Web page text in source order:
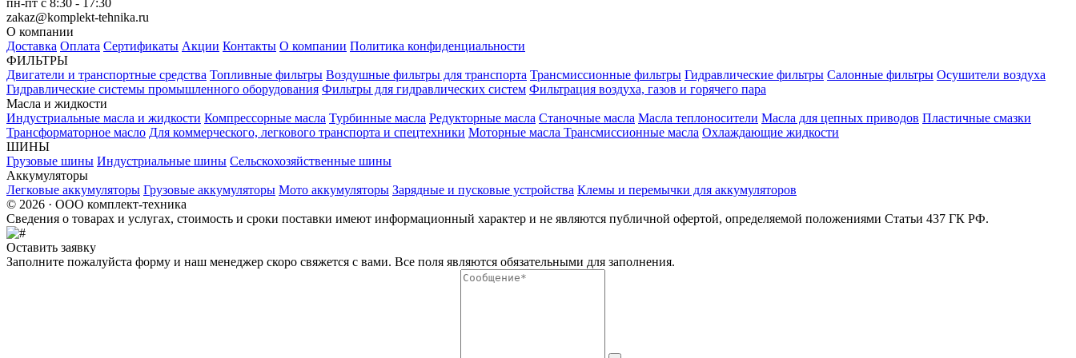
zakaz@komplekt-tehnika.ru
О компании
Доставка Оплата Сертификаты Акции Контакты О компании Политика конфиденциальности
ФИЛЬТРЫ
Двигатели и транспортные средства Топливные фильтры Воздушные фильтры для транспорта Трансмиссионные фильтры Гидравлические фильтры Салонные фильтры Осушители воздуха
Гидравлические системы промышленного оборудования Фильтры для гидравлических систем Фильтрация воздуха, газов и горячего пара
Масла и жидкости
Индустриальные масла и жидкости Компрессорные масла Турбинные масла Редукторные масла Станочные масла Масла теплоносители Масла для цепных приводов Пластичные смазки
Трансформаторное масло Для коммерческого, легкового транспорта и спецтехники Моторные масла Трансмиссионные масла Охлаждающие жидкости
ШИНЫ
Грузовые шины Индустриальные шины Сельскохозяйственные шины
Аккумуляторы
Легковые аккумуляторы Грузовые аккумуляторы Мото аккумуляторы Зарядные и пусковые устройства Клемы и перемычки для аккумуляторов
© 2026 · ООО комплект-техника
Сведения о товарах и услугах, стоимость и сроки поставки имеют информационный характер и не являются публичной офертой, определяемой положениями Статьи 437 ГК РФ.
Оставить заявку
Заполните пожалуйста форму и наш менеджер скоро свяжется с вами. Все поля являются обязательными для заполнения.